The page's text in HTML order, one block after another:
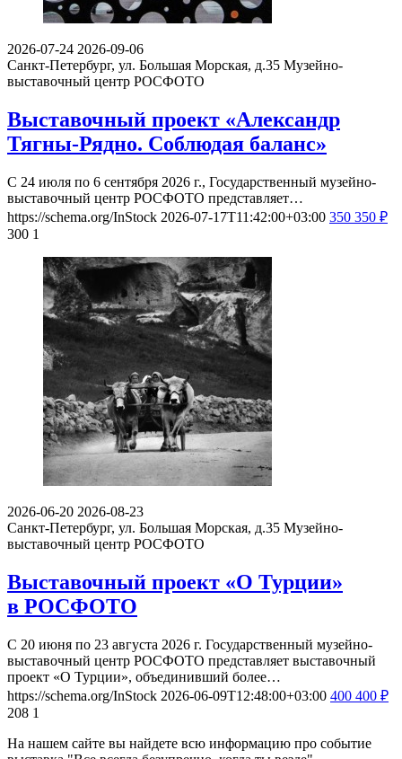
2026-07-24 2026-09-06
Санкт-Петербург, ул. Большая Морская, д.35 Музейно-
выставочный центр РОСФОТО
Выставочный проект «Александр
Тягны-Рядно. Соблюдая баланс»
С 24 июля по 6 сентября 2026 г., Государственный музейно-
выставочный центр РОСФОТО представляет…
https://schema.org/InStock 2026-07-17T11:42:00+03:00 350 350 ₽
300 1
2026-06-20 2026-08-23
Санкт-Петербург, ул. Большая Морская, д.35 Музейно-
выставочный центр РОСФОТО
Выставочный проект «О Турции»
в РОСФОТО
С 20 июня по 23 августа 2026 г. Государственный музейно-
выставочный центр РОСФОТО представляет выставочный
проект «О Турции», объединивший более…
https://schema.org/InStock 2026-06-09T12:48:00+03:00 400 400 ₽
208 1
На нашем сайте вы найдете всю информацию про событие